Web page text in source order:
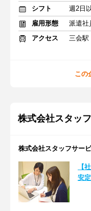
シフト
雇用形態
派遣社
アクセス
三会駅
この
株式会社スタッ
株式会社スタッフサー
【
安